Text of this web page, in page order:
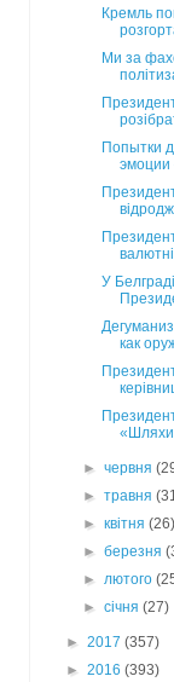
Кремль
Ми за
Попытки
эмоции
У
как
Президент
«Шляхи
►червня
►травня
►квітня(26)
►березня
►лютого
►січня(27)
► 2017 (357)
► 2016 (393)